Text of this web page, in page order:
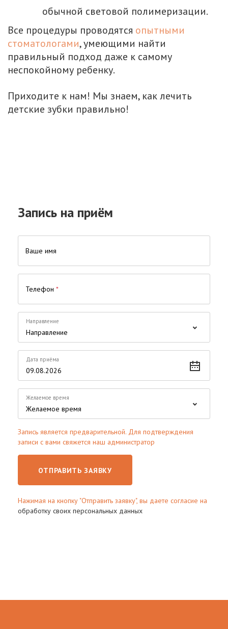
обычной световой полимеризации.
Все процедуры проводятся опытными
стоматологами, умеющими найти
правильный подход даже к самому
неспокойному ребенку.
Приходите к нам! Мы знаем, как лечить
детские зубки правильно!
Запись на приём
Ваше имя
Телефон *
Направление
Дата приёма
Желаемое время
Запись является предварительной. Для подтверждения
записи с вами свяжется наш администратор
ОТПРАВИТЬ ЗАЯВКУ
Нажимая на кнопку "Отправить заявку", вы даете согласие на
обработку своих персональных данных